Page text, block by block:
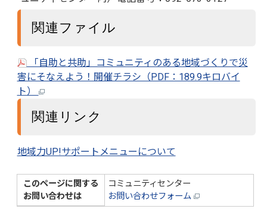
関連ファイル
「自助と共助」コミュニティのある地域づくりで災
害にそなえよう！開催チラシ（PDF：189.9キロバイ
ト）
関連リンク
地域力UP!サポートメニューについて
このページに関する
お問い合わせは
コミュニティセンター
お問い合わせフォーム